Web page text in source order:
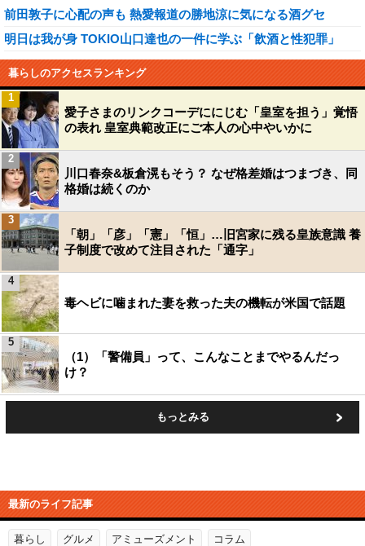
前田敦子に心配の声も 熱愛報道の勝地涼に気になる酒グセ
明日は我が身 TOKIO山口達也の一件に学ぶ「飲酒と性犯罪」
暮らしのアクセスランキング
愛子さまのリンクコーデににじむ「皇室を担う」覚悟
の表れ 皇室典範改正にご本人の心中やいかに
1
川口春奈&板倉滉もそう？ なぜ格差婚はつまづき、同
格婚は続くのか
2
「朝」「彦」「憲」「恒」…旧宮家に残る皇族意識 養
子制度で改めて注目された「通字」
3
毒ヘビに噛まれた妻を救った夫の機転が米国で話題
4
（1）「警備員」って、こんなことまでやるんだっ
け？
5
もっとみる
最新のライフ記事
暮らし グルメ アミューズメント コラム